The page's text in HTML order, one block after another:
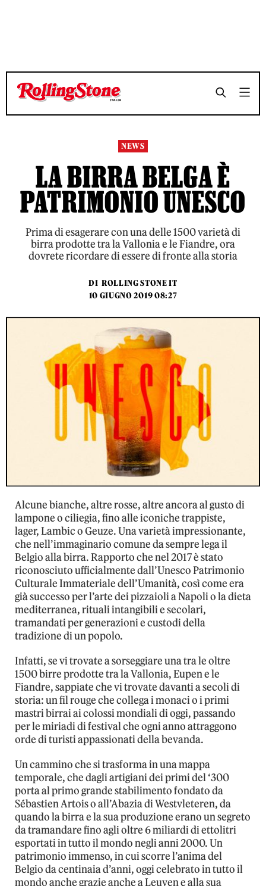
TEMPO DI LETTURA 3 MINUTI SHARE
TEMPO DI LETTURA 3 MINUTI SHARE
NEWS
LA BIRRA BELGA È
PATRIMONIO UNESCO
Prima di esagerare con una delle 1500 varietà di
birra prodotte tra la Vallonia e le Fiandre, ora
dovrete ricordare di essere di fronte alla storia
DI ROLLING STONE IT
10 GIUGNO 2019 08:27
Alcune bianche, altre rosse, altre ancora al gusto di
lampone o ciliegia, fino alle iconiche trappiste,
lager, Lambic o Geuze. Una varietà impressionante,
che nell’immaginario comune da sempre lega il
Belgio alla birra. Rapporto che nel 2017 è stato
riconosciuto ufficialmente dall’Unesco Patrimonio
Culturale Immateriale dell’Umanità, così come era
già successo per l’arte dei pizzaioli a Napoli o la dieta
mediterranea, rituali intangibili e secolari,
tramandati per generazioni e custodi della
tradizione di un popolo.
Infatti, se vi trovate a sorseggiare una tra le oltre
1500 birre prodotte tra la Vallonia, Eupen e le
Fiandre, sappiate che vi trovate davanti a secoli di
storia: un fil rouge che collega i monaci o i primi
mastri birrai ai colossi mondiali di oggi, passando
per le miriadi di festival che ogni anno attraggono
orde di turisti appassionati della bevanda.
Un cammino che si trasforma in una mappa
temporale, che dagli artigiani dei primi del ‘300
porta al primo grande stabilimento fondato da
Sébastien Artois o all’Abazia di Westvleteren, da
quando la birra e la sua produzione erano un segreto
da tramandare fino agli oltre 6 miliardi di ettolitri
esportati in tutto il mondo negli anni 2000. Un
patrimonio immenso, in cui scorre l’anima del
Belgio da centinaia d’anni, oggi celebrato in tutto il
mondo anche grazie anche a Leuven e alla sua